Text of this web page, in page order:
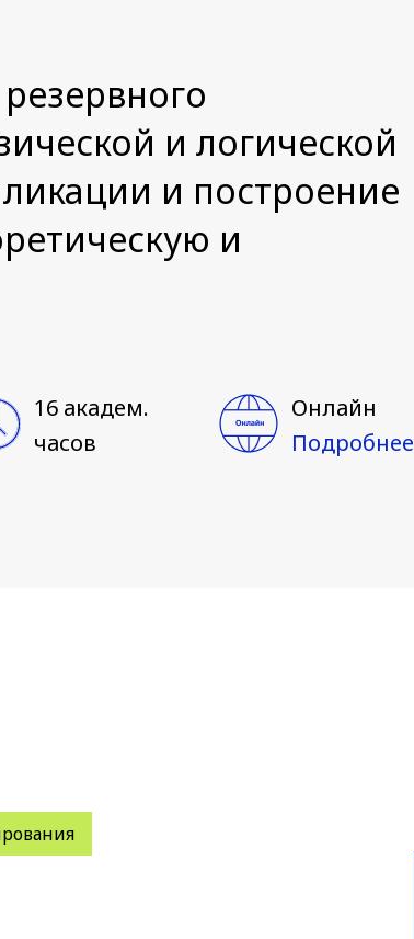
и логической
и построение
и
16 академ.
часов
Онлайн
Подробнее